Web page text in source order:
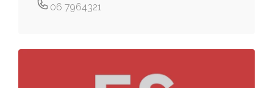
06 7964321